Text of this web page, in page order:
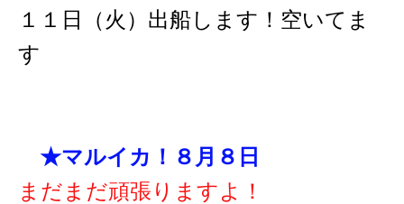
１１日（火）出船します！空いてま
す
★マルイカ！８月８日
まだまだ頑張りますよ！